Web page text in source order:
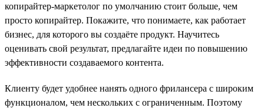
копирайтер-маркетолог по умолчанию стоит больше, чем
просто копирайтер. Покажите, что понимаете, как работает
бизнес, для которого вы создаёте продукт. Научитесь
оценивать свой результат, предлагайте идеи по повышению
эффективности создаваемого контента.
Клиенту будет удобнее нанять одного фрилансера с широким
функционалом, чем нескольких с ограниченным. Поэтому